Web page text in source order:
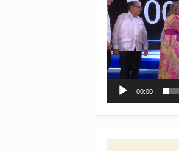
de
vídeo
00:00